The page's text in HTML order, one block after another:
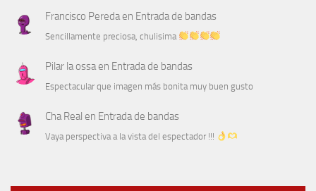
Francisco Peredaen Entrada de bandas
Sencillamente preciosa, chulisima
Pilar la ossaen Entrada de bandas
Espectacular que imagen más bonita muy buen gusto
Cha Real en Entrada de bandas
Vaya perspectiva a la vista del espectador !!!